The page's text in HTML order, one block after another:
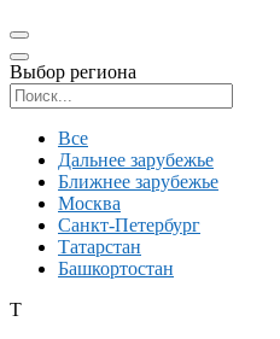
Выбор региона
Все
Дальнее зарубежье
Ближнее зарубежье
Москва
Санкт-Петербург
Татарстан
Башкортостан
Т